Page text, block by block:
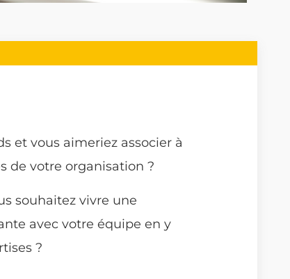
et vous aimeriez associer à
de votre organisation ?
souhaitez vivre une
avec votre équipe en y
?